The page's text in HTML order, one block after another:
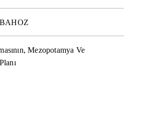
BAHOZ
Mezopotamya Ve